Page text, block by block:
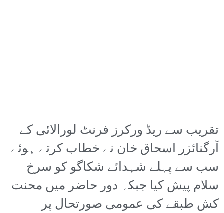
تقریب سے ریڈ ورکرز فرنٹ لورالائی کے
آرگنائزر اسحاق خان نے خطاب کرتے ہوئے
سب سے پہلے شہدائے شکاگو کو سرخ
سلام پیش کیا جبکہ دور حاضر میں محنت
کش طبقے کی عمومی صورتحال پر